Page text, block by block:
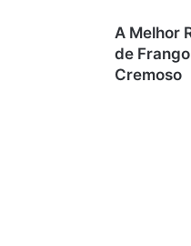
A Melhor
de
Cremoso